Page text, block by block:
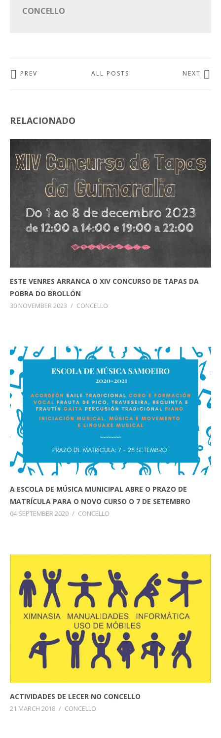
CONCELLO
PREV ALL POSTS NEXT
RELACIONADO
ESTE VENRES ARRANCA O XIV CONCURSO DE TAPAS DA
POBRA DO BROLLÓN
30 NOVEMBER 2023 / CONCELLO
A ESCOLA DE MÚSICA MUNICIPAL ABRE O PRAZO DE
MATRÍCULA PARA O NOVO CURSO O 7 DE SETEMBRO
04 SEPTEMBER 2020 / CONCELLO
ACTIVIDADES DE LECER NO CONCELLO
21 MARCH 2018 / CONCELLO